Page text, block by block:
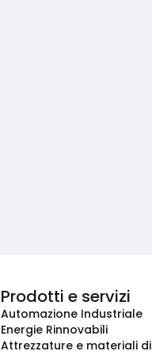
Prodotti e servizi
Automazione Industriale
Energie Rinnovabili
Attrezzature e materiali di